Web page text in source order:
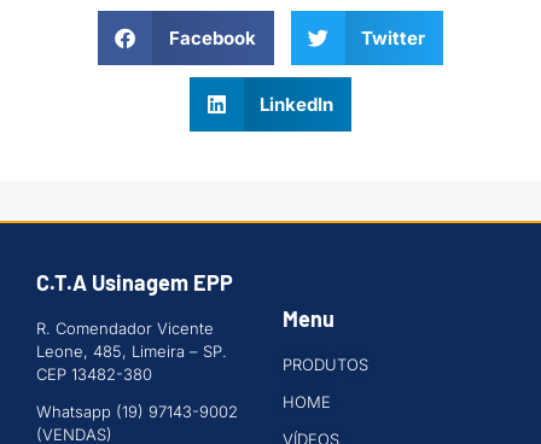
Facebook Twitter
LinkedIn
C.T.A Usinagem EPP
R. Comendador Vicente
Leone, 485, Limeira – SP.
CEP 13482-380
Whatsapp (19) 97143-9002
(VENDAS)
Menu
PRODUTOS
HOME
VÍDEOS